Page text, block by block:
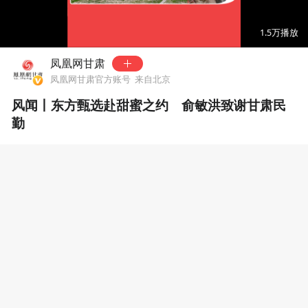
01:06
1.5万播放
凤凰网甘肃
凤凰网甘肃官方账号 来自北京
风闻丨东方甄选赴甜蜜之约 俞敏洪致谢甘肃民
勤